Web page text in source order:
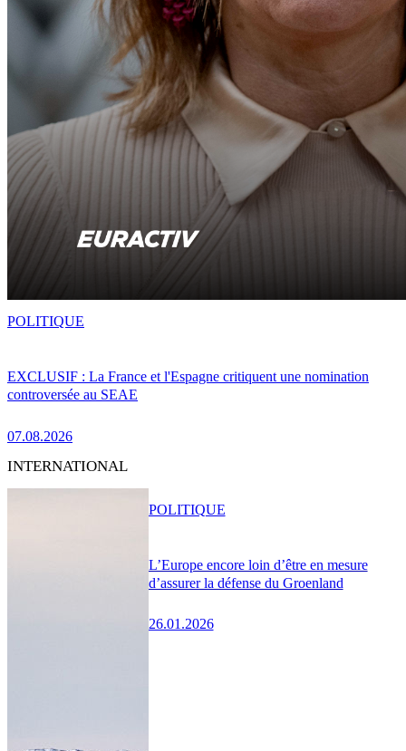
EXCLUSIF : La France et l'Espagne critiquent une nomination
controversée au SEAE
07.08.2026
POLITIQUE
INTERNATIONAL
L’Europe encore loin d’être en mesure
d’assurer la défense du Groenland
26.01.2026
POLITIQUE